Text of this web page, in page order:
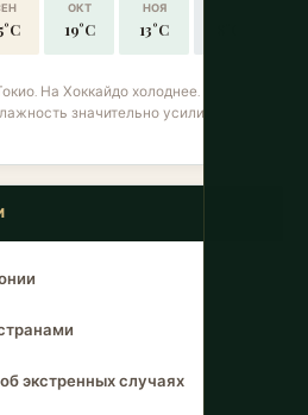
ОКТ
19°C
НОЯ
13°C
На Хоккайдо холоднее. На
значительно усиливает
экстренных случаях